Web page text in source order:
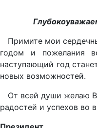
Примите мои
годом и пожелания
наступающий год
новых возможностей.
От всей души желаю
радостей и успехов во